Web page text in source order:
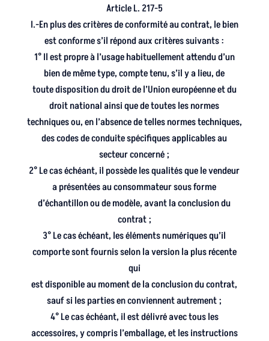
Article L. 217-5
I.-En plus des critères de conformité au contrat, le bien
est conforme s’il répond aux critères suivants :
1° Il est propre à l’usage habituellement attendu d’un
bien de même type, compte tenu, s’il y a lieu, de
toute disposition du droit de l’Union européenne et du
droit national ainsi que de toutes les normes
techniques ou, en l’absence de telles normes techniques,
des codes de conduite spécifiques applicables au
secteur concerné ;
2° Le cas échéant, il possède les qualités que le vendeur
a présentées au consommateur sous forme
d’échantillon ou de modèle, avant la conclusion du
contrat ;
3° Le cas échéant, les éléments numériques qu’il
comporte sont fournis selon la version la plus récente
qui
est disponible au moment de la conclusion du contrat,
sauf si les parties en conviennent autrement ;
4° Le cas échéant, il est délivré avec tous les
accessoires, y compris l’emballage, et les instructions